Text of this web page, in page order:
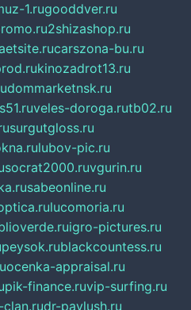
1.rugooddver.ru
2shizashop.ru
carszona-bu.ru
kinozadrot13.ru
dommarketnsk.ru
veles-doroga.rutb02.ru
surgutgloss.ru
lubov-pic.ru
socrat2000.ruvgurin.ru
sabeonline.ru
lucomoria.ru
igro-pictures.ru
peysok.rublackcountess.ru
ocenka-appraisal.ru
pik-finance.ruvip-surfing.ru
dr-pavlush.ru